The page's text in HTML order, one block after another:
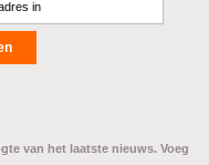
van het laatste nieuws. Voeg